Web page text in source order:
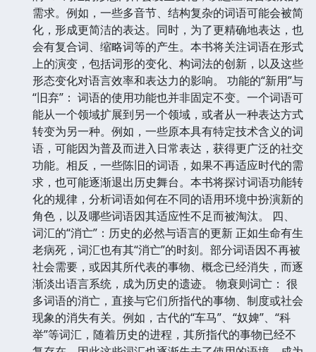
需求。例如，一些多音节、结构复杂的词语可能会被简
化，形成更简洁的表达。同时，为了更精确地表达，也
会有复合词、缩略词等的产生。本书将关注词语在形式
上的演变，包括词形的变化、构词法的创新，以及这些
形态变化对语言效率和表达力的影响。 功能的“新用”与
“旧弃”： 词语的使用功能也并非固定不变。一个词语可
能从一个领域扩展到另一个领域，或者从一种表达方式
转变为另一种。例如，一些原本具有特定技术含义的词
语，可能因为普及而进入日常表达，获得更广泛的社交
功能。相反，一些陈旧的词语，如果不再适应时代的需
求，也可能逐渐退出历史舞台。本书将探讨词语功能转
化的规律，分析词语如何在不同的语用环境中扮演新的
角色，以及哪些词语因其适应性不足而被淘汰。 四、
词汇的“消亡”：历史的必然与语言的更新 正如生命有生
老病死，词汇也有其“消亡”的时刻。部分词语因不再被
社会需要，或因其所代表的事物、概念已经消失，而逐
渐淡出语言系统，成为历史的遗迹。 物衰则词亡： 很
多词语的消亡，直接与它们所指代的事物、制度或社会
现象的消失有关。例如，古代的“车马”、“奴婢”、“科
举”等词汇，随着历史的进程，其所指代的事物已经不